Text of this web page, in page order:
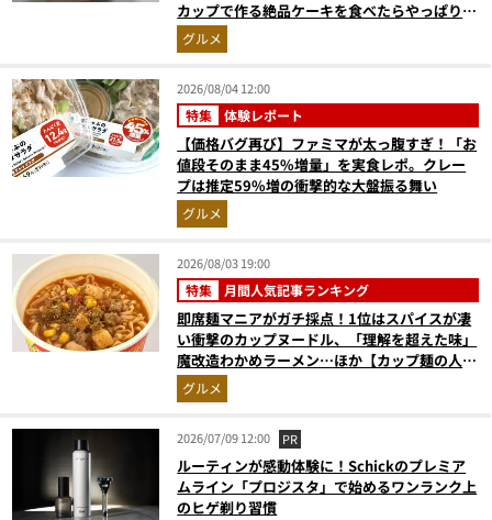
カップで作る絶品ケーキを食べたらやっぱり最
高にウマかった
グルメ
2026/08/04 12:00
特集 体験レポート
【価格バグ再び】ファミマが太っ腹すぎ！「お
値段そのまま45%増量」を実食レポ。クレー
プは推定59%増の衝撃的な大盤振る舞い
グルメ
2026/08/03 19:00
特集 月間人気記事ランキング
即席麺マニアがガチ採点！1位はスパイスが凄
い衝撃のカップヌードル、「理解を超えた味」
魔改造わかめラーメン…ほか【カップ麺の人気
記事ランキングベスト3】（2026年6月版）
グルメ
2026/07/09 12:00 PR
ルーティンが感動体験に！Schickのプレミア
ムライン「プロジスタ」で始めるワンランク上
のヒゲ剃り習慣